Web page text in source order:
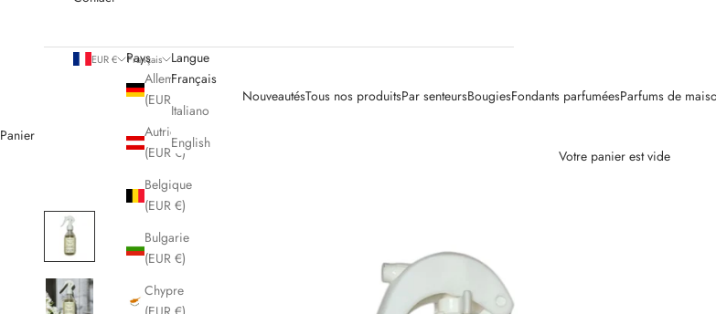
NouveautésTous nos produitsPar senteursBougiesFondants parfuméesParfums de
EUR €
Pays
Allemagne
Autriche
(EUR €)
Belgique
(EUR €)
Bulgarie
(EUR €)
Chypre
Français
Langue
Français
Italiano
English
Panier
Votre panier est vide